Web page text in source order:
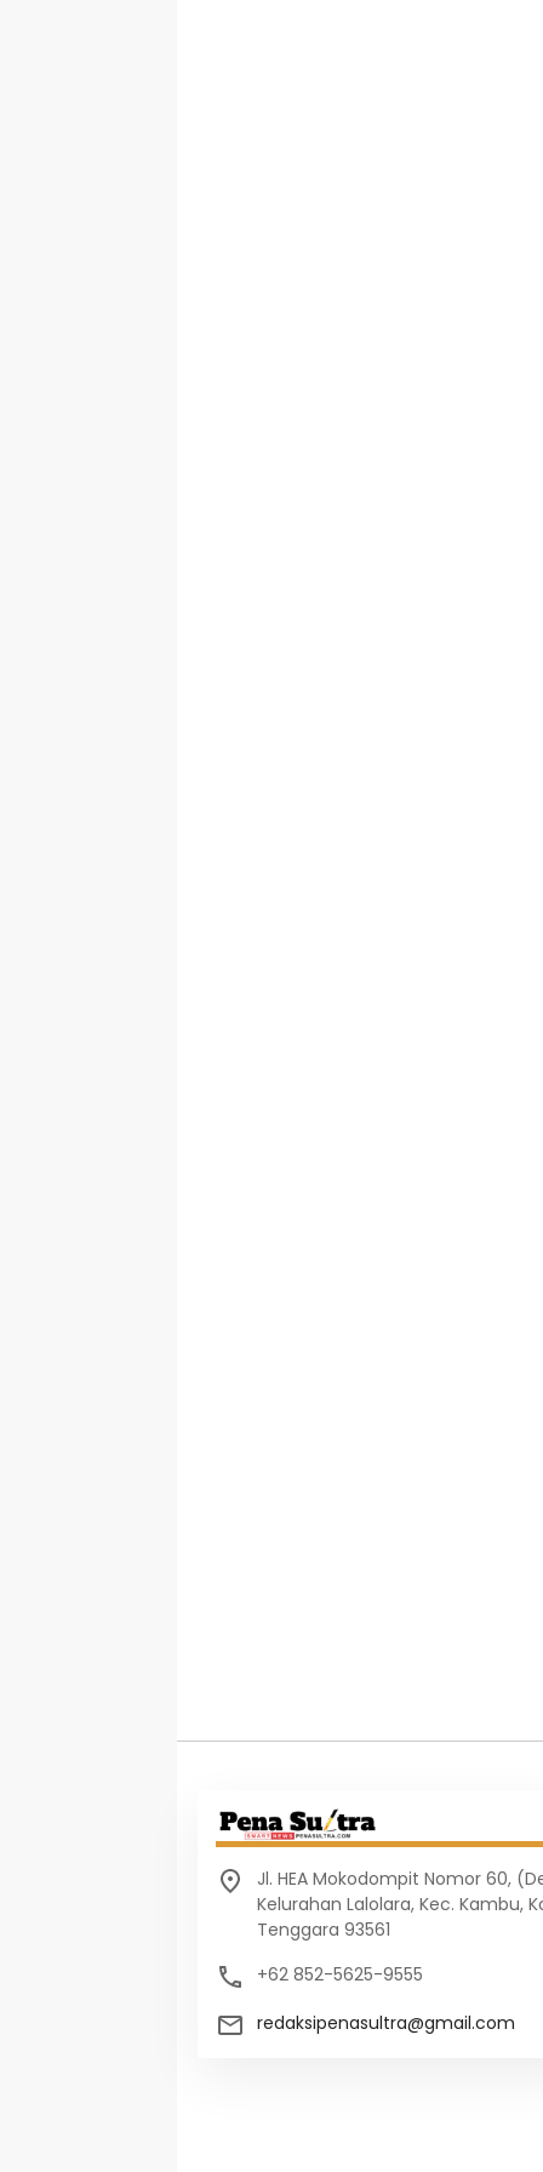
Jl. HEA Mokodompit Nomor 60,
Kelurahan Lalolara, Kec. Kambu,
Tenggara 93561
+62 852-5625-9555
redaksipenasultra@gmail.com